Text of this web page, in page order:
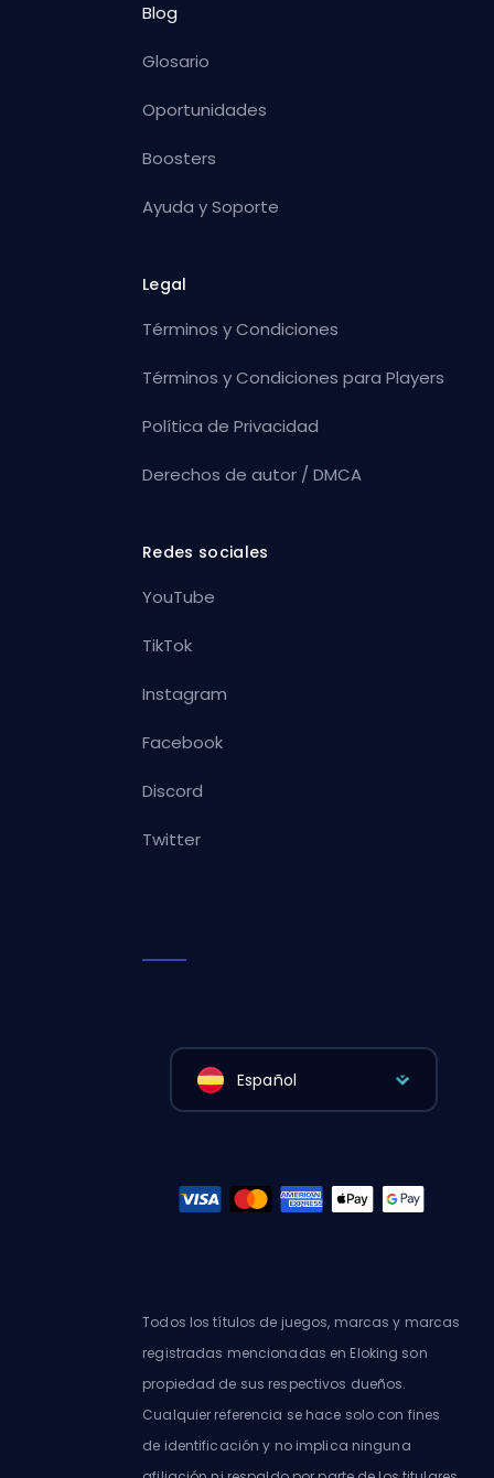
Blog
Glosario
Oportunidades
Boosters
Ayuda y Soporte
Legal
Términos y Condiciones
Términos y Condiciones para Players
Política de Privacidad
Derechos de autor / DMCA
Redes sociales
YouTube
TikTok
Instagram
Facebook
Discord
Twitter
Español
Todos los títulos de juegos, marcas y marcas
registradas mencionadas en Eloking son
propiedad de sus respectivos dueños.
Cualquier referencia se hace solo con fines
de identificación y no implica ninguna